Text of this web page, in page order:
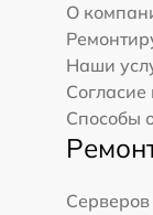
О
Наши
Способы
Серверов